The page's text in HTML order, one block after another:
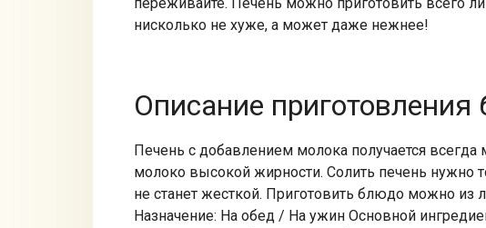
нисколько не хуже, а может даже нежнее!
Описание
Печень с добавлением молока получается
молоко высокой жирности. Солить печень нужно
не станет жесткой. Приготовить блюдо можно из
Назначение: На обед / На ужин Основной